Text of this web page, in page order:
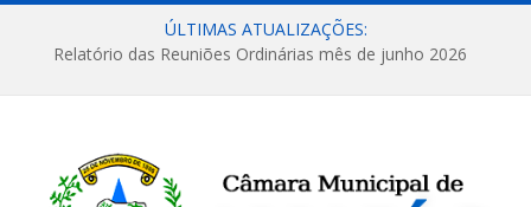
ÚLTIMAS ATUALIZAÇÕES:
Relatório das Reuniões Ordinárias mês de junho 2026